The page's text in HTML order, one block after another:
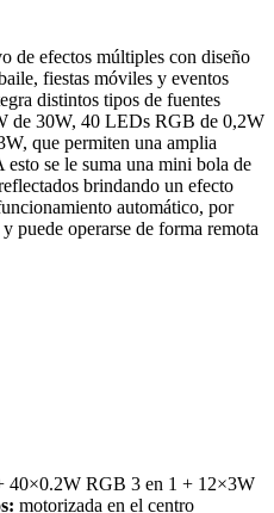
de efectos múltiples con diseño
fiestas móviles y eventos
distintos tipos de fuentes
30W, 40 LEDs RGB de 0,2W
que permiten una amplia
se le suma una mini bola de
brindando un efecto
automático, por
puede operarse de forma remota
40×0.2W RGB 3 en 1 + 12×3W
motorizada en el centro